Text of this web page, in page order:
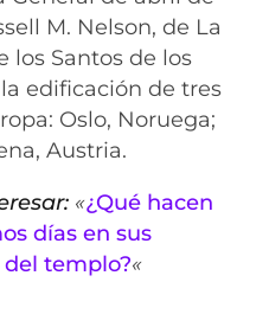
M. Nelson, de La
los Santos de los
edificación de tres
Oslo, Noruega;
Austria.
«¿Qué hacen
días en sus
del templo?«